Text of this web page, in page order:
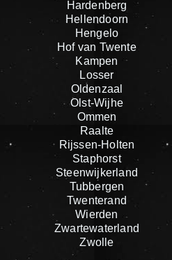
Hardenberg
Hellendoorn
Hengelo
Hof van Twente
Kampen
Losser
Oldenzaal
Olst-Wijhe
Ommen
Raalte
Rijssen-Holten
Staphorst
Steenwijkerland
Tubbergen
Twenterand
Wierden
Zwartewaterland
Zwolle